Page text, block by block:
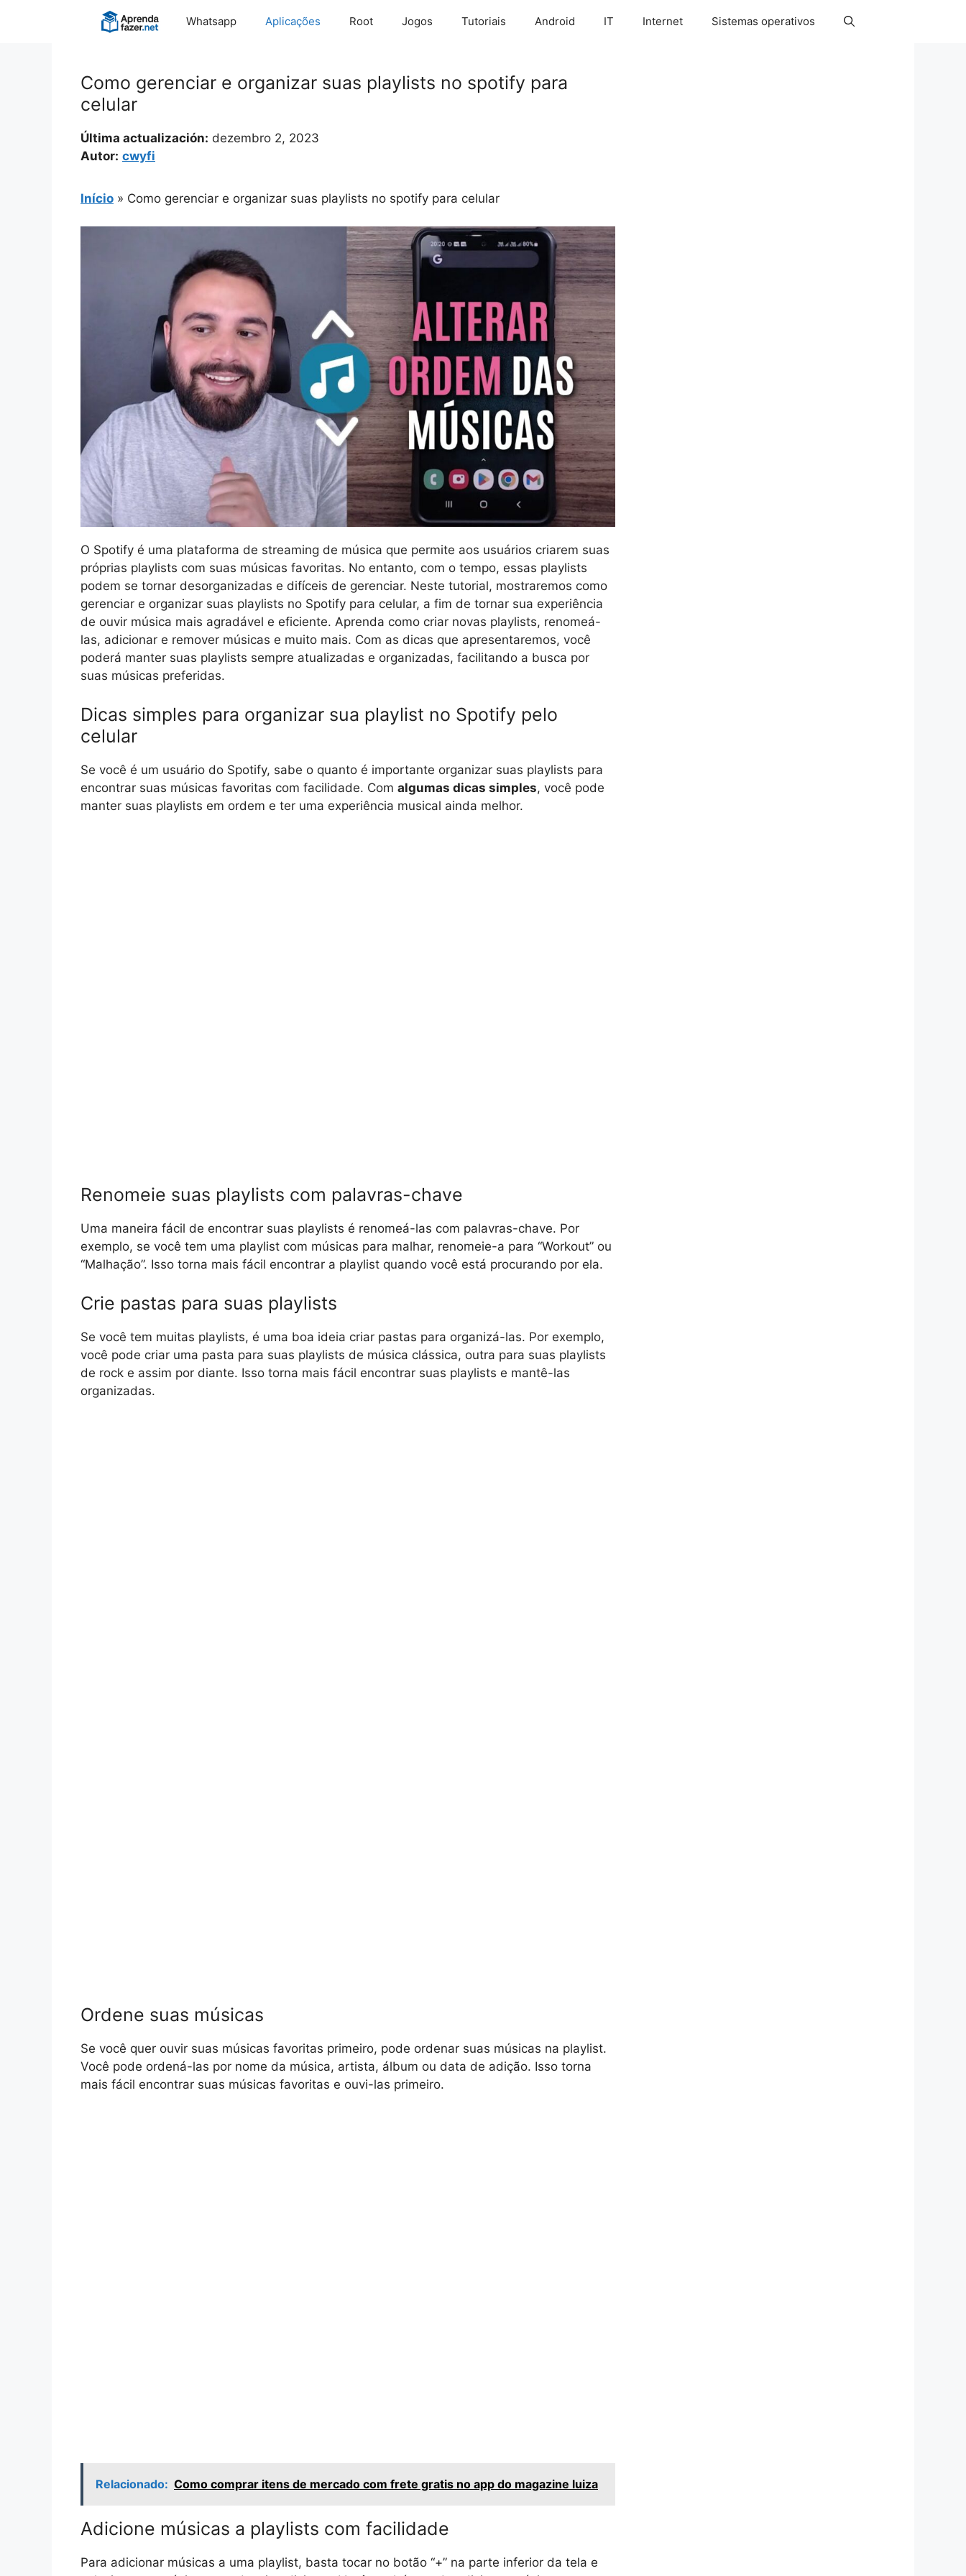
Whatsapp Aplicações Root Jogos Tutoriais Android IT Internet Sistemas operativos
Como gerenciar e organizar suas playlists no spotify para
celular
Última actualización: dezembro 2, 2023
Autor: cwyfi
Início » Como gerenciar e organizar suas playlists no spotify para celular
O Spotify é uma plataforma de streaming de música que permite aos usuários criarem suas
próprias playlists com suas músicas favoritas. No entanto, com o tempo, essas playlists
podem se tornar desorganizadas e difíceis de gerenciar. Neste tutorial, mostraremos como
gerenciar e organizar suas playlists no Spotify para celular, a fim de tornar sua experiência
de ouvir música mais agradável e eficiente. Aprenda como criar novas playlists, renomeá-
las, adicionar e remover músicas e muito mais. Com as dicas que apresentaremos, você
poderá manter suas playlists sempre atualizadas e organizadas, facilitando a busca por
suas músicas preferidas.
Dicas simples para organizar sua playlist no Spotify pelo
celular
Se você é um usuário do Spotify, sabe o quanto é importante organizar suas playlists para
encontrar suas músicas favoritas com facilidade. Com algumas dicas simples, você pode
manter suas playlists em ordem e ter uma experiência musical ainda melhor.
Renomeie suas playlists com palavras-chave
Uma maneira fácil de encontrar suas playlists é renomeá-las com palavras-chave. Por
exemplo, se você tem uma playlist com músicas para malhar, renomeie-a para “Workout” ou
“Malhação”. Isso torna mais fácil encontrar a playlist quando você está procurando por ela.
Crie pastas para suas playlists
Se você tem muitas playlists, é uma boa ideia criar pastas para organizá-las. Por exemplo,
você pode criar uma pasta para suas playlists de música clássica, outra para suas playlists
de rock e assim por diante. Isso torna mais fácil encontrar suas playlists e mantê-las
organizadas.
Ordene suas músicas
Se você quer ouvir suas músicas favoritas primeiro, pode ordenar suas músicas na playlist.
Você pode ordená-las por nome da música, artista, álbum ou data de adição. Isso torna
mais fácil encontrar suas músicas favoritas e ouvi-las primeiro.
Relacionado: Como comprar itens de mercado com frete gratis no app do magazine luiza
Adicione músicas a playlists com facilidade
Para adicionar músicas a uma playlist, basta tocar no botão “+” na parte inferior da tela e